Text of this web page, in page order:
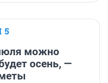
5
можно
осень, —